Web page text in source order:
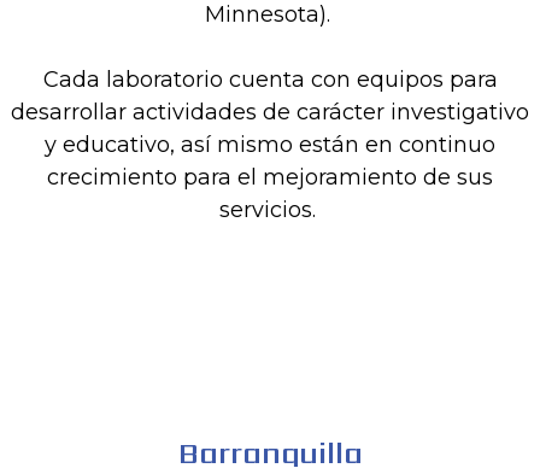
Minnesota).
Cada laboratorio cuenta con equipos para
desarrollar actividades de carácter investigativo
y educativo, así mismo están en continuo
crecimiento para el mejoramiento de sus
servicios.
Barranquilla